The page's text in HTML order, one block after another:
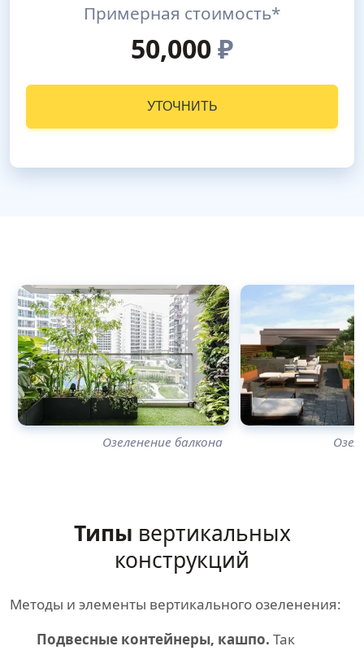
Примерная стоимость*
50,000₽
УТОЧНИТЬ
Озеленение балкона
Типы вертикальных
конструкций
Методы и элементы вертикального озеленения:
Подвесные контейнеры, кашпо. Так